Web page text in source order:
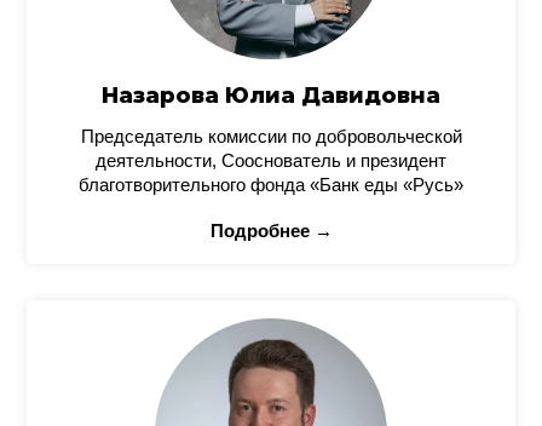
Назарова Юлиа Давидовна
Председатель комиссии по добровольческой
деятельности, Сооснователь и президент
благотворительного фонда «Банк еды «Русь»
Подробнее →